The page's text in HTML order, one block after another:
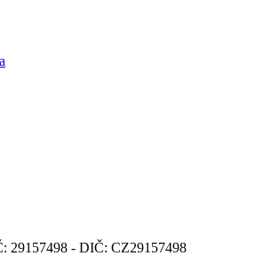
29157498 - DIČ: CZ29157498